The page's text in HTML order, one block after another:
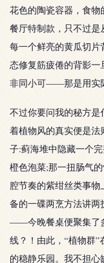
花色的陶瓷容器，食
餐厅特制款，只不过
每一个鲜亮的黄瓜切
态修复筋疲倦的背影一
非同小可——那是用实
不过你要问我的秘方
着植物风的真实便是
子:蓟海堆中隐藏一个
橙色泡菜;那一扭肠气
腔节奏的紫绀丝类事
备的一碟两烹方法讲
——今晚餐桌便聚集了
线？！由此，“植物群
的稳静乐园。我不担